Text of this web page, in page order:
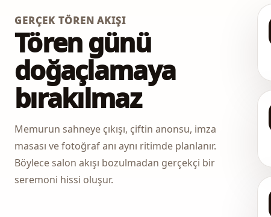
GERÇEK TÖREN AKIŞI
Tören günü
doğaçlamaya
bırakılmaz
Memurun sahneye çıkışı, çiftin anonsu, imza
masası ve fotoğraf anı aynı ritimde planlanır.
Böylece salon akışı bozulmadan gerçekçi bir
seremoni hissi oluşur.